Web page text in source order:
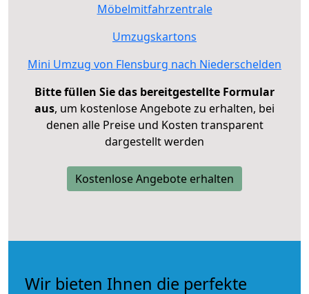
Möbelmitfahrzentrale
Umzugskartons
Mini Umzug von Flensburg nach Niederschelden
Bitte füllen Sie das bereitgestellte Formular
aus, um kostenlose Angebote zu erhalten, bei
denen alle Preise und Kosten transparent
dargestellt werden
Kostenlose Angebote erhalten
Wir bieten Ihnen die perfekte